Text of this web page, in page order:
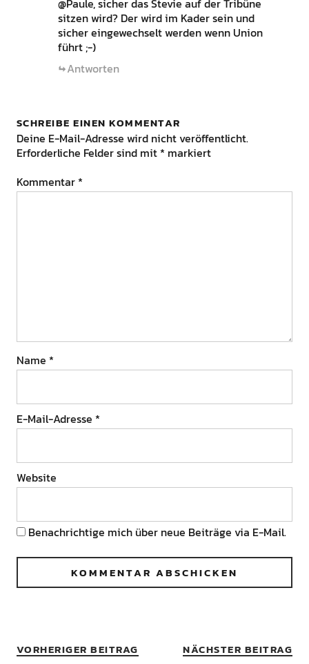
@Paule, sicher das Stevie auf der Tribüne
sitzen wird? Der wird im Kader sein und
sicher eingewechselt werden wenn Union
führt ;-)
Antworten
SCHREIBE EINEN KOMMENTAR
Deine E-Mail-Adresse wird nicht veröffentlicht.
Erforderliche Felder sind mit * markiert
Kommentar *
Name *
E-Mail-Adresse *
Website
Benachrichtige mich über neue Beiträge via E-Mail.
VORHERIGER BEITRAG NÄCHSTER BEITRAG